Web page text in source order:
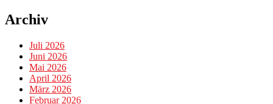
Archiv
Juli 2026
Juni 2026
Mai 2026
April 2026
März 2026
Februar 2026